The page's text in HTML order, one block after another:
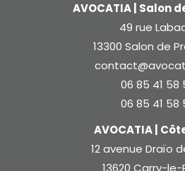
AVOCATIA | Salon
49 rue
13300 Salon de
06 85 41 58
06 85 41 58
AVOCATIA |
12 avenue Draïo
13620 Carry-